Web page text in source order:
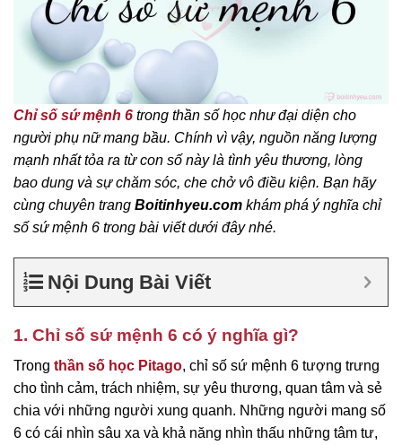
Chỉ số sứ mệnh 6 trong thần số học như đại diện cho
người phụ nữ mang bầu. Chính vì vậy, nguồn năng lượng
mạnh nhất tỏa ra từ con số này là tình yêu thương, lòng
bao dung và sự chăm sóc, che chở vô điều kiện. Bạn hãy
cùng chuyên trang Boitinhyeu.com khám phá ý nghĩa chỉ
số sứ mệnh 6 trong bài viết dưới đây nhé.
Nội Dung Bài Viết
1. Chỉ số sứ mệnh 6 có ý nghĩa gì?
Trong thần số học Pitago, chỉ số sứ mệnh 6 tượng trưng
cho tình cảm, trách nhiệm, sự yêu thương, quan tâm và sẻ
chia với những người xung quanh. Những người mang số
6 có cái nhìn sâu xa và khả năng nhìn thấu những tâm tư,